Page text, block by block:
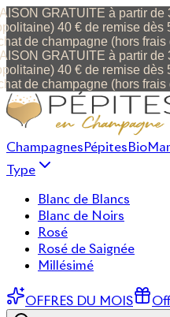
GRATUITE à partir de
40 € de remise dès
de champagne (hors frais
GRATUITE à partir de
40 € de remise dès
de champagne (hors frais
ChampagnesPépitesBio
Type
Blanc de Blancs
Blanc de Noirs
Rosé
Rosé de Saignée
Millésimé
OFFRES DU MOIS